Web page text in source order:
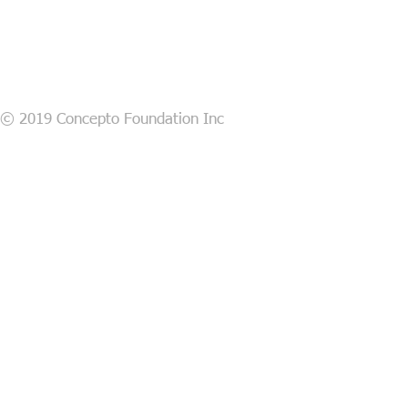
© 2019 Concepto Foundation Inc